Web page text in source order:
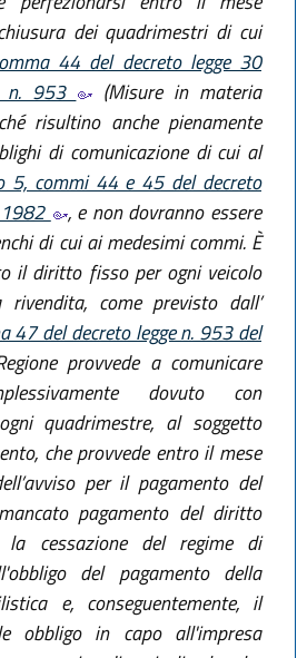
dei quadrimestri di cui
44 del decreto legge 30
n. 953
(Misure in materia
risultino anche pienamente
di comunicazione di cui al
5, commi 44 e 45 del decreto
, e non dovranno essere
di cui ai medesimi commi. È
il diritto fisso per ogni veicolo
come previsto dall’
47 del decreto legge n. 953 del
provvede a comunicare
dovuto con
quadrimestre, al soggetto
che provvede entro il mese
per il pagamento del
pagamento del diritto
la cessazione del regime di
del pagamento della
e, conseguentemente, il
obbligo in capo all'impresa